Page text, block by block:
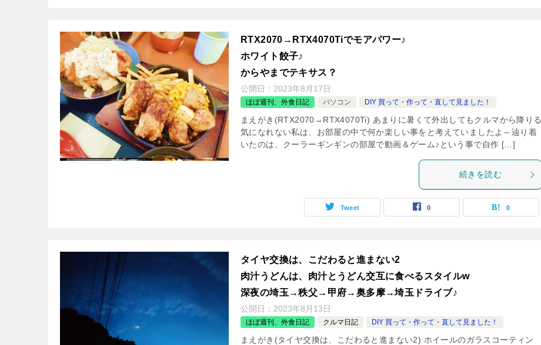
RTX2070→RTX4070Tiでモアパワー♪
ホワイト餃子♪
からやまでテキサス？
公開日： 2023年8月17日
ほぼ週刊、外食日記 パソコン DIY 買って・作って・直して見ました！
まえがき(RTX2070→RTX4070Ti) あまりに暑くて外出してもクルマから降りる
気になれない私は、お部屋の中で何か楽しい事をと考えていましたよ～辿り着
いたのは、クーラーギンギンの部屋で動画＆ゲーム♪という事で自作 […]
続きを読む
Tweet 0 0
タイヤ交換は、こだわると進まない2
肉汁うどんは、肉汁とうどん交互に食べるスタイルw
深夜の埼玉→秩父→甲府→奥多摩→埼玉ドライブ♪
公開日： 2023年8月13日
ほぼ週刊、外食日記 クルマ日記 DIY 買って・作って・直して見ました！
まえがき(タイヤ交換は、こだわると進まない2) ホイールのガラスコーティン